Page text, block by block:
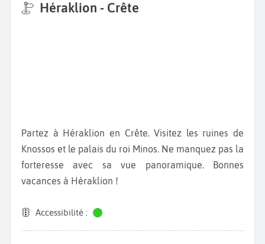
Héraklion - Crête
Partez à Héraklion en Crête. Visitez les ruines de
Knossos et le palais du roi Minos. Ne manquez pas la
forteresse avec sa vue panoramique. Bonnes
vacances à Héraklion !
Accessibilité :